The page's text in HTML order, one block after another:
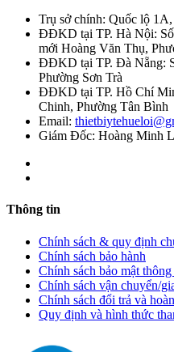
Trụ sở chính: Quốc lộ
ĐĐKD tại TP. Hà Nội:
mới Hoàng Văn Thụ,
ĐĐKD tại TP. Đà Nẵng:
Phường Sơn Trà
ĐĐKD tại TP. Hồ Chí
Chinh, Phường Tân Bình
Email:
Giám Đốc: Hoàng Minh
Thông tin
Chính sách & quy định
Chính sách bảo hành
Chính sách bảo mật
Chính sách vận chuyển/
Chính sách đổi trả và
Quy định và hình thức